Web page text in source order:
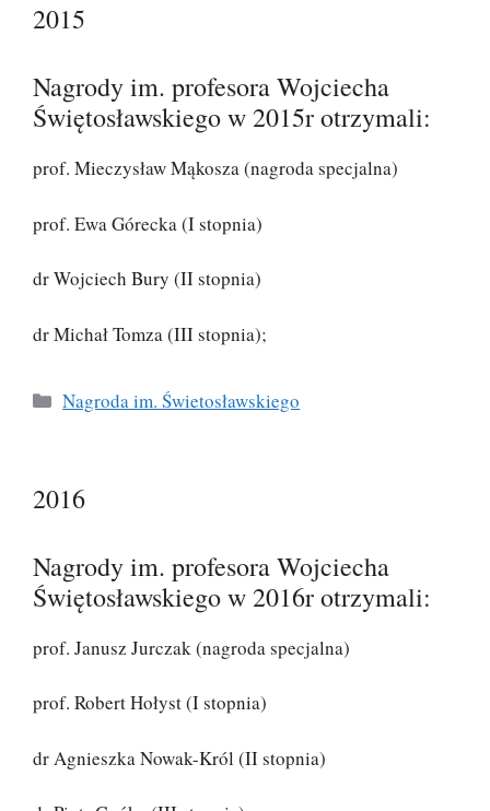
2015
Nagrody im. profesora Wojciecha
Świętosławskiego w 2015r otrzymali:
prof. Mieczysław Mąkosza (nagroda specjalna)
prof. Ewa Górecka (I stopnia)
dr Wojciech Bury (II stopnia)
dr Michał Tomza (III stopnia);
Kategorie
Nagroda im. Świetosławskiego
2016
Nagrody im. profesora Wojciecha
Świętosławskiego w 2016r otrzymali:
prof. Janusz Jurczak (nagroda specjalna)
prof. Robert Hołyst (I stopnia)
dr Agnieszka Nowak-Król (II stopnia)